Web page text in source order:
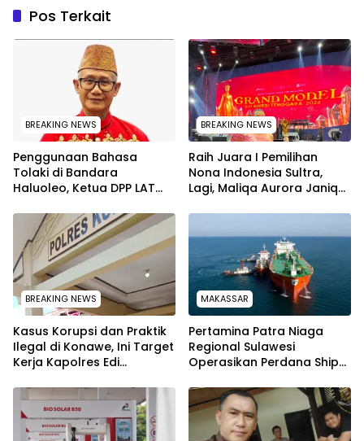
Pos Terkait
BREAKING NEWS
Penggunaan Bahasa
Tolaki di Bandara
Haluoleo, Ketua DPP LAT
Langkah Pelestarian
Budaya
BREAKING NEWS
‎Raih Juara I Pemilihan
Nona Indonesia Sultra,
Lagi, Maliqa Aurora Janiqa
Tingkat Nasional pada
Pemilihan NONA Indonesia
BREAKING NEWS
Kasus Korupsi dan Praktik
Ilegal di Konawe, Ini Target
Kerja Kapolres Edi
MAKASSAR
Pertamina Patra Niaga
Regional Sulawesi
Operasikan Perdana Ship
Perkuat Distribusi B50 di
Kawasan Timur Sulawesi